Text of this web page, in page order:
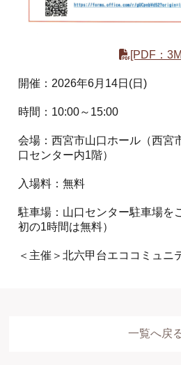
[PDF：
開催：2026年6月14日(日)
時間：10:00～15:00
会場：西宮市山口ホール（西宮
口センター内1階）
入場料：無料
駐車場：山口センター駐車場を
初の1時間は無料）
＜主催＞北六甲台エココミュニ
一覧へ戻